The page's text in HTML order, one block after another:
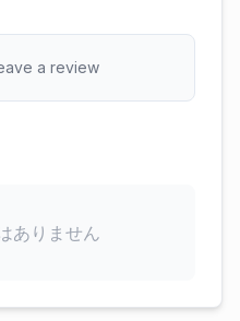
a review
ありません